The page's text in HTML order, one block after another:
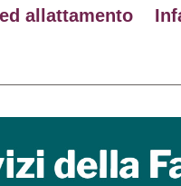
allattamento